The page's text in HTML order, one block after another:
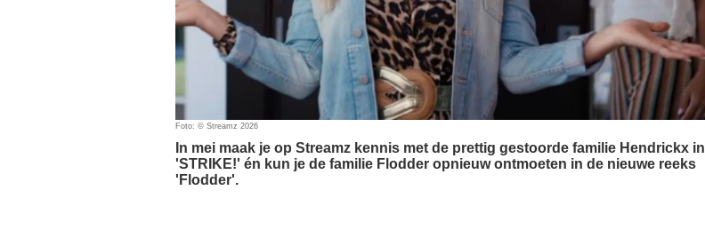
Foto: © Streamz 2026
In mei maak je op Streamz kennis met de prettig gestoorde familie Hendrickx in
'STRIKE!' én kun je de familie Flodder opnieuw ontmoeten in de nieuwe reeks
'Flodder'.